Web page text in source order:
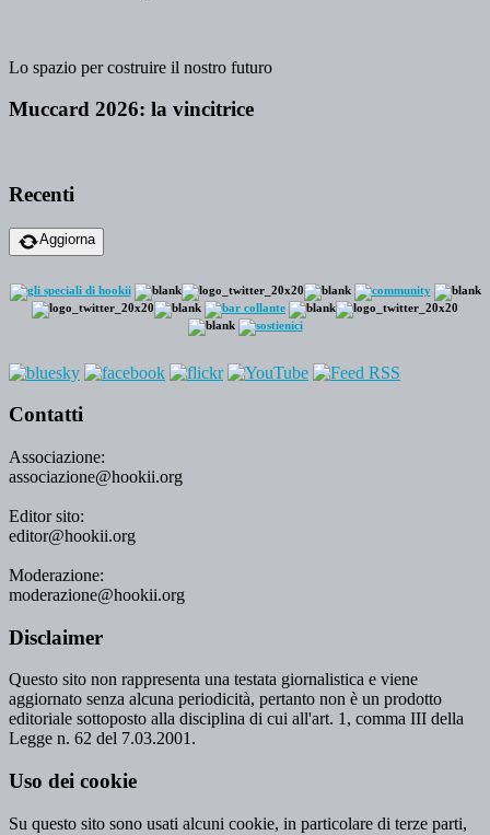
Lo spazio per costruire il nostro futuro
Muccard 2026: la vincitrice
Recenti
Aggiorna
Contatti
Associazione:
associazione@hookii.org
Editor sito:
editor@hookii.org
Moderazione:
moderazione@hookii.org
Disclaimer
Questo sito non rappresenta una testata giornalistica e viene
aggiornato senza alcuna periodicità, pertanto non è un prodotto
editoriale sottoposto alla disciplina di cui all'art. 1, comma III della
Legge n. 62 del 7.03.2001.
Uso dei cookie
Su questo sito sono usati alcuni cookie, in particolare di terze parti,